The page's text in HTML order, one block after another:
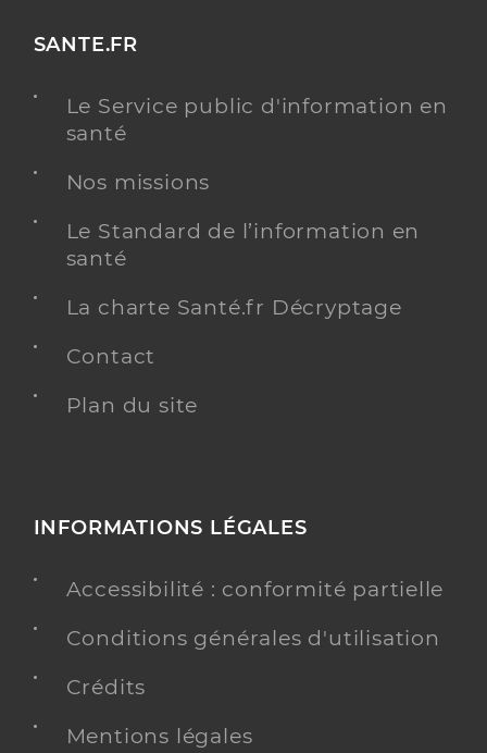
SANTE.FR
Le Service public d'information en
santé
Nos missions
Le Standard de l’information en
santé
La charte Santé.fr Décryptage
Contact
Plan du site
INFORMATIONS LÉGALES
Accessibilité : conformité partielle
Conditions générales d'utilisation
Crédits
Mentions légales